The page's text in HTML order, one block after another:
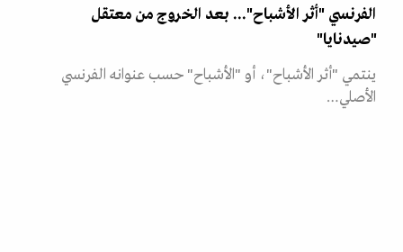
الفرنسي "أثر الأشباح"... بعد الخروج من معتقل
"صيدنايا"
ينتمي "أثر الأشباح"، أو "الأشباح" حسب عنوانه الفرنسي
الأصلي…